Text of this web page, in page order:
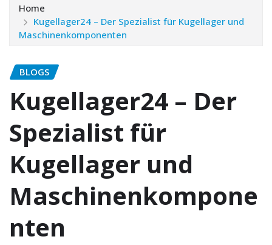
Home
Kugellager24 – Der Spezialist für Kugellager und
Maschinenkomponenten
BLOGS
Kugellager24 – Der
Spezialist für
Kugellager und
Maschinenkompone
nten